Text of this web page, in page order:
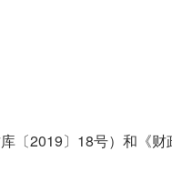
〔2019 〕 18号）和《财